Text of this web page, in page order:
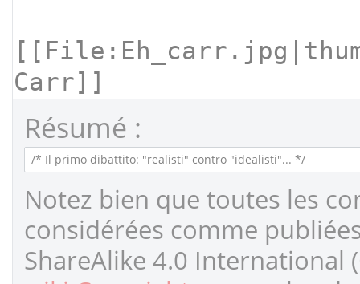
Résumé :
Notez bien que toutes les
considérées comme
ShareAlike 4.0 International